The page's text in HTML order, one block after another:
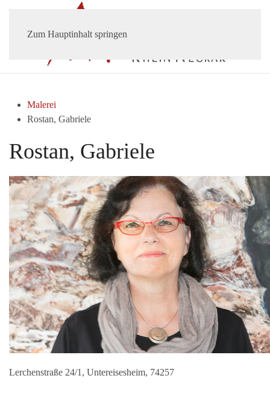
Zum Hauptinhalt springen
Malerei
Rostan, Gabriele
Rostan, Gabriele
Lerchenstraße 24/1, Untereisesheim, 74257